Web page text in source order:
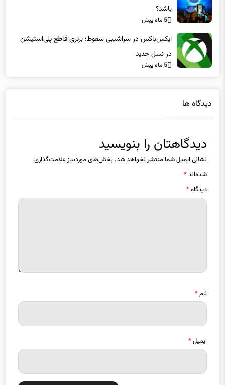
باشد؟
5 ماه پیش
ایکس‌باکس در سراشیبی سقوط؛ برتری قاطع پلی‌استیشن
در نسل جدید
5 ماه پیش
دیدگاه ها
دیدگاهتان را بنویسید
نشانی ایمیل شما منتشر نخواهد شد. بخش‌های موردنیاز علامت‌گذاری
شده‌اند*
دیدگاه*
نام*
ایمیل*